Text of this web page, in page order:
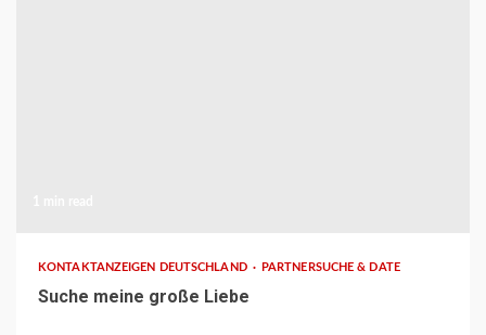
KONTAKTANZEIGEN DEUTSCHLAND PARTNERSUCHE & DATE
Suche meine große Liebe